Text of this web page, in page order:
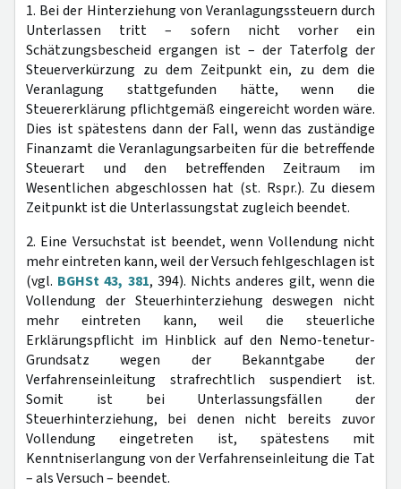
1. Bei der Hinterziehung von Veranlagungssteuern durch
Unterlassen tritt – sofern nicht vorher ein
Schätzungsbescheid ergangen ist – der Taterfolg der
Steuerverkürzung zu dem Zeitpunkt ein, zu dem die
Veranlagung stattgefunden hätte, wenn die
Steuererklärung pflichtgemäß eingereicht worden wäre.
Dies ist spätestens dann der Fall, wenn das zuständige
Finanzamt die Veranlagungsarbeiten für die betreffende
Steuerart und den betreffenden Zeitraum im
Wesentlichen abgeschlossen hat (st. Rspr.). Zu diesem
Zeitpunkt ist die Unterlassungstat zugleich beendet.
2. Eine Versuchstat ist beendet, wenn Vollendung nicht
mehr eintreten kann, weil der Versuch fehlgeschlagen ist
(vgl. BGHSt 43, 381, 394). Nichts anderes gilt, wenn die
Vollendung der Steuerhinterziehung deswegen nicht
mehr eintreten kann, weil die steuerliche
Erklärungspflicht im Hinblick auf den Nemo-tenetur-
Grundsatz wegen der Bekanntgabe der
Verfahrenseinleitung strafrechtlich suspendiert ist.
Somit ist bei Unterlassungsfällen der
Steuerhinterziehung, bei denen nicht bereits zuvor
Vollendung eingetreten ist, spätestens mit
Kenntniserlangung von der Verfahrenseinleitung die Tat
– als Versuch – beendet.